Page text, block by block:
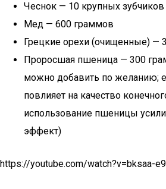
Чеснок — 10 крупных зубчиков
Мед — 600 граммов
Грецкие орехи (очищенные) —
Проросшая пшеница — 300
можно добавить по желанию;
повлияет на качество
использование пшеницы
эффект)
https://youtube.com/watch?v=bksaa-